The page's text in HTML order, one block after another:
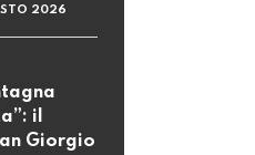
2026
il
Giorgio